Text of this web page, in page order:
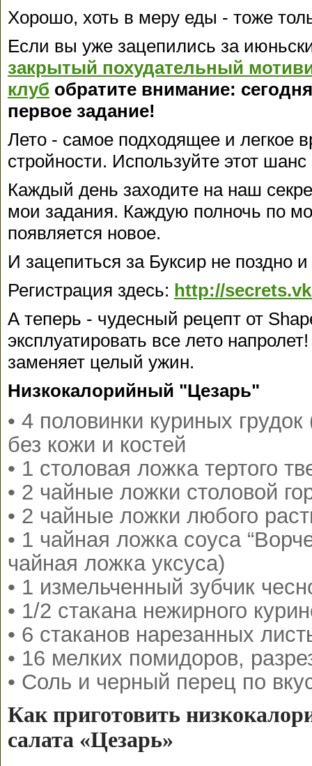
Хорошо, хоть в меру еды - тоже
Если вы уже зацепились за
закрытый похудательный
клуб обратите внимание:
первое задание!
Лето - самое подходящее и легкое
стройности. Используйте этот
Каждый день заходите на наш
мои задания. Каждую полночь по
появляется новое.
И зацепиться за Буксир не поздно
Регистрация здесь: http://
А теперь - чудесный рецепт от
эксплуатировать все лето
заменяет целый ужин.
Низкокалорийный "Цезарь"
• 4 половинки куриных
без кожи и костей
• 1 столовая ложка тертого
• 2 чайные ложки столовой
• 2 чайные ложки любого
• 1 чайная ложка соуса
чайная ложка уксуса)
• 1 измельченный зубчик
• 1/2 стакана нежирного
• 6 стаканов нарезанных
• 16 мелких помидоров,
• Соль и черный перец по
Как приготовить
салата «Цезарь»